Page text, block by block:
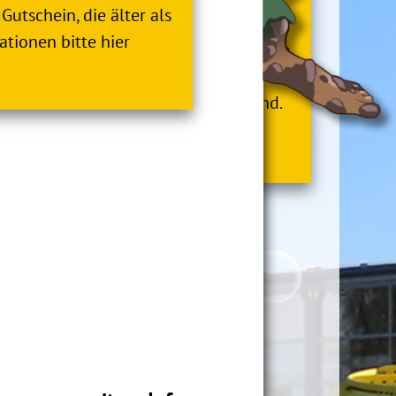
die älter als
bitte hier
von uns, dann könnt Ihr diese
Gutschein, die älter als 3 Jahre sind.
bitte hier klicken.